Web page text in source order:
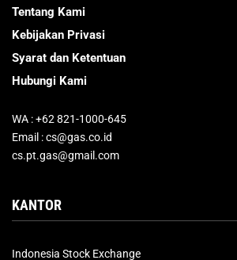
Tentang Kami
Kebijakan Privasi
Syarat dan Ketentuan
Hubungi Kami
WA : +62 821-1000-645
Email : cs@gas.co.id
cs.pt.gas@gmail.com
KANTOR
Indonesia Stock Exchange